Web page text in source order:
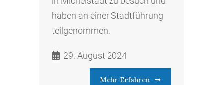
haben an einer Stadtführung
teilgenommen.
29. August 2024
Mehr Erfahren